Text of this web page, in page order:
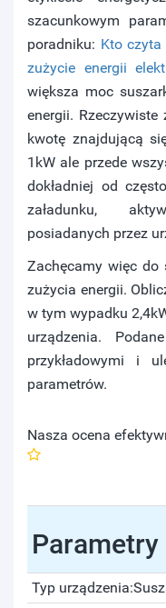
szacunkowym
poradniku: Kto czyta
zużycie energii
większa moc
energii.
kwotę znajdującą
1kW ale przede
dokładniej od
załadunku,
posiadanych przez
Zachęcamy więc do
zużycia energii.
w tym wypadku
urządzenia.
przykładowymi i
parametrów.
Nasza ocena
Typ urządzenia: